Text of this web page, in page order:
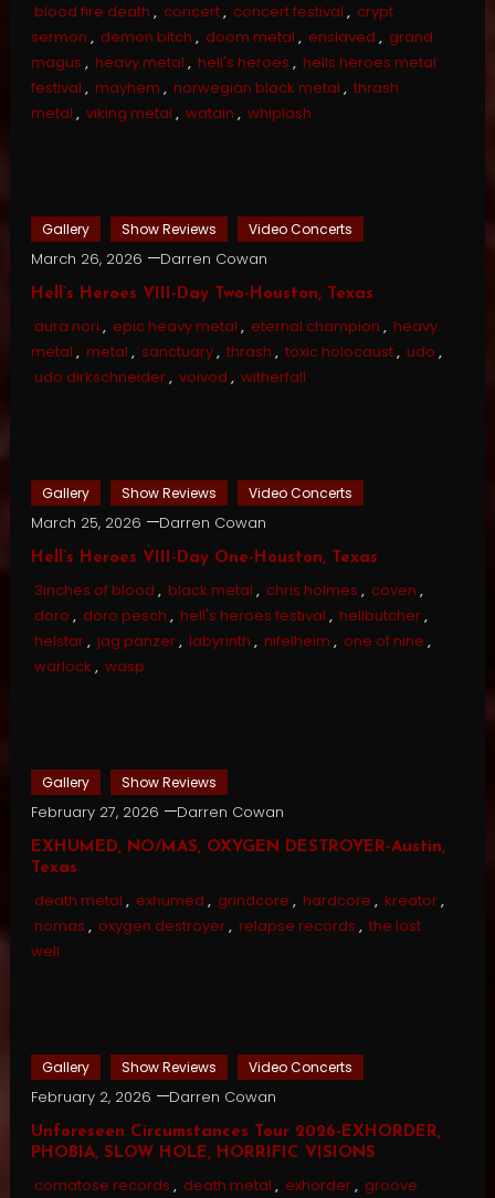
blood fire death , concert, concert festival , crypt
sermon , demon bitch , doom metal , enslaved , grand
magus , heavy metal , hell's heroes , hells heroes metal
festival , mayhem , norwegian black metal , thrash
metal , viking metal , watain , whiplash
Gallery Show Reviews Video Concerts
March 26, 2026 Darren Cowan
Hell’s Heroes VIII-Day Two-Houston, Texas
aura nori , epic heavy metal , eternal champion , heavy
metal , metal , sanctuary, thrash , toxic holocaust, udo ,
udo dirkschneider, voivod , witherfall
Gallery Show Reviews Video Concerts
March 25, 2026 Darren Cowan
Hell’s Heroes VIII-Day One-Houston, Texas
3inches of blood , black metal , chris holmes , coven ,
doro , doro pesch , hell's heroes festival , hellbutcher,
helstar, jag panzer, labyrinth , nifelheim , one of nine ,
warlock , wasp
Gallery Show Reviews
February 27, 2026 Darren Cowan
EXHUMED, NO/MAS, OXYGEN DESTROYER-Austin,
Texas
death metal , exhumed , grindcore , hardcore , kreator,
nomas , oxygen destroyer, relapse records , the lost
well
Gallery Show Reviews Video Concerts
February 2, 2026 Darren Cowan
Unforeseen Circumstances Tour 2026-EXHORDER,
PHOBIA, SLOW HOLE, HORRIFIC VISIONS
comatose records , death metal , exhorder, groove